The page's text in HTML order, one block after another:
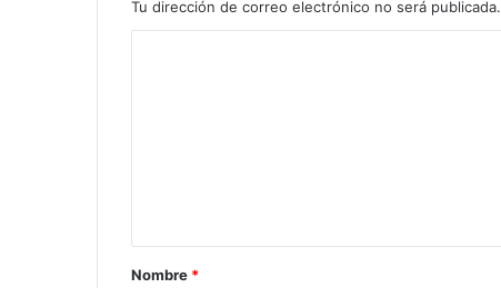
Tu dirección de correo electrónico no será publicada.
Nombre *